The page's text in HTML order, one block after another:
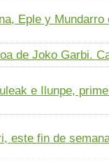
Eple y Mundarro
de Joko Garbi.
e Ilunpe,
este fin de